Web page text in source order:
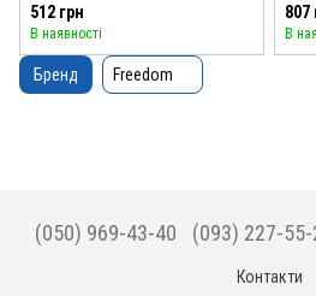
512 грн
В наявності
807
В
Бренд Freedom
(050) 969-43-40 (093) 227-55-
Контакти